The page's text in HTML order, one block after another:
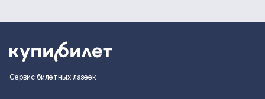
Сервис билетных лазеек